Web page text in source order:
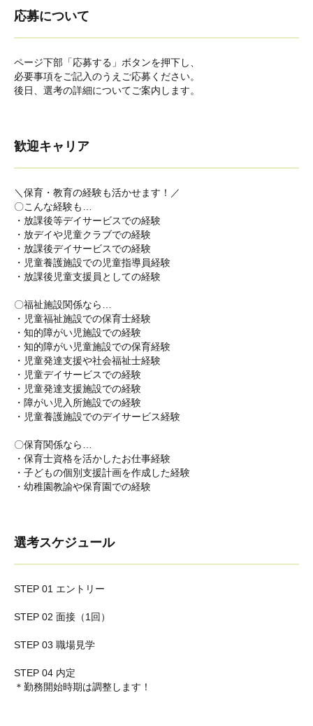
応募について
ページ下部「応募する」ボタンを押下し、
必要事項をご記入のうえご応募ください。
後日、選考の詳細についてご案内します。
歓迎キャリア
＼保育・教育の経験も活かせます！／
〇こんな経験も…
・放課後等デイサービスでの経験
・放デイや児童クラブでの経験
・放課後デイサービスでの経験
・児童養護施設での児童指導員経験
・放課後児童支援員としての経験
〇福祉施設関係なら…
・児童福祉施設での保育士経験
・知的障がい児施設での経験
・知的障がい児童施設での保育経験
・児童発達支援や社会福祉士経験
・児童デイサービスでの経験
・児童発達支援施設での経験
・障がい児入所施設での経験
・児童養護施設でのデイサービス経験
〇保育関係なら…
・保育士資格を活かしたお仕事経験
・子どもの個別支援計画を作成した経験
・幼稚園教諭や保育園での経験
選考スケジュール
STEP 01 エントリー
STEP 02 面接（1回）
STEP 03 職場見学
STEP 04 内定
＊勤務開始時期は調整します！